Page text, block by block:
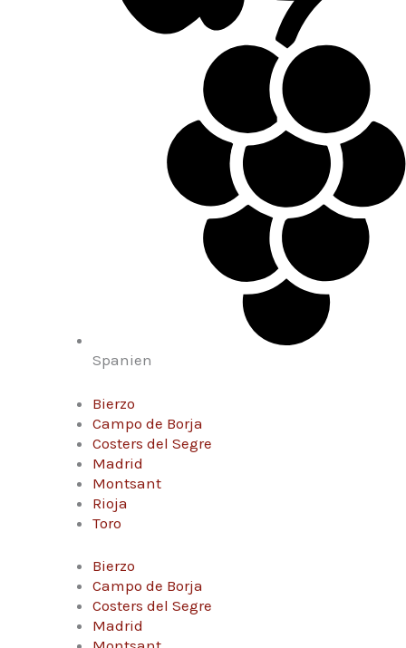
Spanien
Bierzo
Campo de Borja
Costers del Segre
Madrid
Montsant
Rioja
Toro
Bierzo
Campo de Borja
Costers del Segre
Madrid